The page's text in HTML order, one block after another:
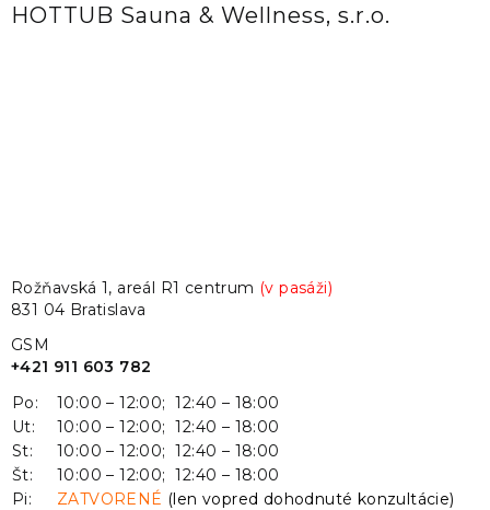
HOTTUB Sauna & Wellness, s.r.o.
Rožňavská 1, areál R1 centrum (v pasáži)
831 04 Bratislava
GSM
+421 911 603 782
Po:
10:00 – 12:00; 12:40 – 18:00
Ut:
10:00 – 12:00; 12:40 – 18:00
St:
10:00 – 12:00; 12:40 – 18:00
Št:
10:00 – 12:00; 12:40 – 18:00
Pi:
ZATVORENÉ (len vopred dohodnuté konzultácie)